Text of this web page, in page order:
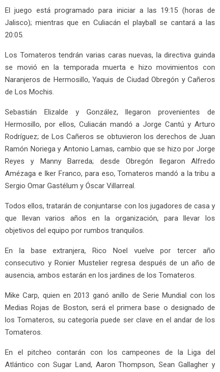
El juego está programado para iniciar a las 19:15 (horas de
Jalisco); mientras que en Culiacán el playball se cantará a las
20:05.
Los Tomateros tendrán varias caras nuevas, la directiva guinda
se movió en la temporada muerta e hizo movimientos con
Naranjeros de Hermosillo, Yaquis de Ciudad Obregón y Cañeros
de Los Mochis.
Sebastián Elizalde y González, llegaron provenientes de
Hermosillo, por ellos, Culiacán mandó a Jorge Cantú y Arturo
Rodríguez; de Los Cañeros se obtuvieron los derechos de Juan
Ramón Noriega y Antonio Lamas, cambio que se hizo por Jorge
Reyes y Manny Barreda; desde Obregón llegaron Alfredo
Amézaga e Iker Franco, para eso, Tomateros mandó a la tribu a
Sergio Omar Gastélum y Óscar Villarreal.
Todos ellos, tratarán de conjuntarse con los jugadores de casa y
que llevan varios años en la organización, para llevar los
objetivos del equipo por rumbos tranquilos.
En la base extranjera, Rico Noel vuelve por tercer año
consecutivo y Ronier Mustelier regresa después de un año de
ausencia, ambos estarán en los jardines de los Tomateros.
Mike Carp, quien en 2013 ganó anillo de Serie Mundial con los
Medias Rojas de Boston, será el primera base o designado de
los Tomateros, su categoría puede ser clave en el andar de los
Tomateros.
En el pitcheo contarán con los campeones de la Liga del
Atlántico con Sugar Land, Aaron Thompson, Sean Gallagher y